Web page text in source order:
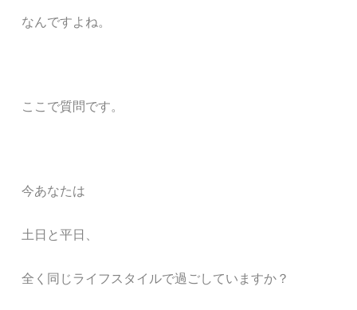
なんですよね。
ここで質問です。
今あなたは
土日と平日、
全く同じライフスタイルで過ごしていますか？